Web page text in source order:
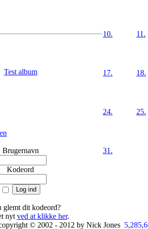
Test album
Brugernavn
Kodeord
glemt dit kodeord?
nyt ved at klikke her.
10. 11.
17. 18.
24. 25.
31.
© 2002 - 2012 by Nick Jones